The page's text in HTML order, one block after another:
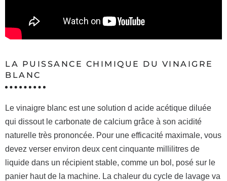
LA PUISSANCE CHIMIQUE DU VINAIGRE
BLANC
Le vinaigre blanc est une solution d acide acétique diluée
qui dissout le carbonate de calcium grâce à son acidité
naturelle très prononcée. Pour une efficacité maximale, vous
devez verser environ deux cent cinquante millilitres de
liquide dans un récipient stable, comme un bol, posé sur le
panier haut de la machine. La chaleur du cycle de lavage va